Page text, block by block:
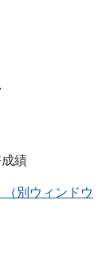
績
別ウィンドウ